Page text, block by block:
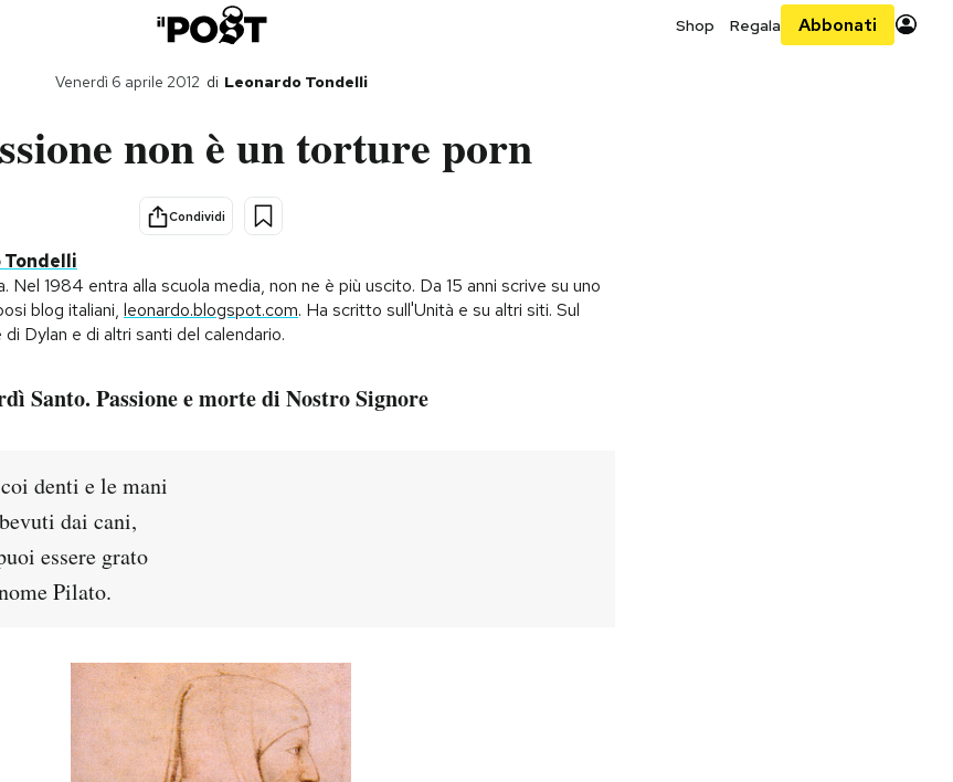
Shop Regala Abbonati
di Leonardo Tondelli
Venerdì 6 aprile 2012
non è un torture porn
Condividi
Tondelli
Nel 1984 entra alla scuola media, non ne è più uscito. Da 15 anni scrive su uno
blog italiani, leonardo.blogspot.com. Ha scritto sull'Unità e su altri siti. Sul
Dylan e di altri santi del calendario.
Santo. Passione e morte di Nostro Signore
denti e le mani
dai cani,
essere grato
Pilato.